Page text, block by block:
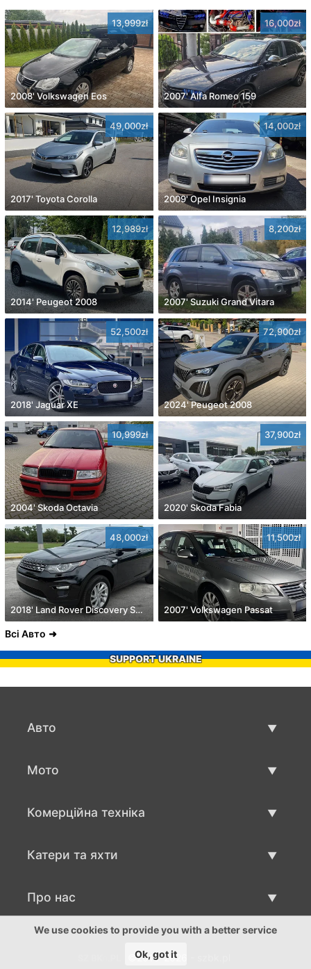
13,999zł
2008' Volkswagen Eos
16,000zł
2007' Alfa Romeo 159
49,000zł
2017' Toyota Corolla
14,000zł
2009' Opel Insignia
12,989zł
2014' Peugeot 2008
8,200zł
2007' Suzuki Grand Vitara
52,500zł
2018' Jaguar XE
72,900zł
2024' Peugeot 2008
10,999zł
2004' Skoda Octavia
37,900zł
2020' Skoda Fabia
48,000zł
2018' Land Rover Discovery Sport
11,500zł
2007' Volkswagen Passat
Всі Авто
SUPPORT UKRAINE
Авто
Мото
Комерційна техніка
Катери та яхти
Продаж катеру та яхти
Про нас
Про нас
©2016-2026 - szbk.pl
We use cookies to provide you with a better service
Ok, got it